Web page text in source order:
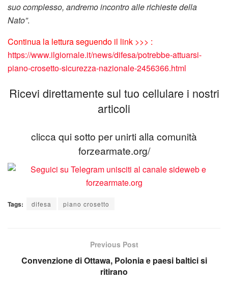
suo complesso, andremo incontro alle richieste della
Nato”.
Continua la lettura seguendo il link >>> :
https://www.ilgiornale.it/news/difesa/potrebbe-attuarsi-
piano-crosetto-sicurezza-nazionale-2456366.html
Ricevi direttamente sul tuo cellulare i nostri
articoli
clicca qui sotto per unirti alla comunità
forzearmate.org/
Tags: difesa piano crosetto
Previous Post
Convenzione di Ottawa, Polonia e paesi baltici si
ritirano